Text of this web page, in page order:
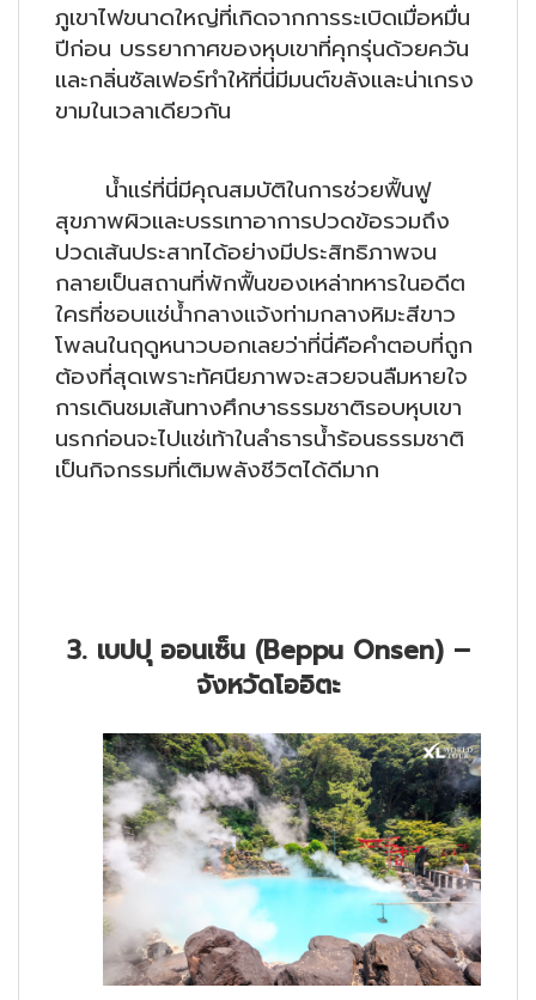
ภูเขาไฟขนาดใหญ่ที่เกิดจากการระเบิดเมื่อหมื่น
ปีก่อน บรรยากาศของหุบเขาที่คุกรุ่นด้วยควัน
และกลิ่นซัลเฟอร์ทำให้ที่นี่มีมนต์ขลังและน่าเกรง
ขามในเวลาเดียวกัน
น้ำแร่ที่นี่มีคุณสมบัติในการช่วยฟื้นฟู
สุขภาพผิวและบรรเทาอาการปวดข้อรวมถึง
ปวดเส้นประสาทได้อย่างมีประสิทธิภาพจน
กลายเป็นสถานที่พักฟื้นของเหล่าทหารในอดีต
ใครที่ชอบแช่น้ำกลางแจ้งท่ามกลางหิมะสีขาว
โพลนในฤดูหนาวบอกเลยว่าที่นี่คือคำตอบที่ถูก
ต้องที่สุดเพราะทัศนียภาพจะสวยจนลืมหายใจ
การเดินชมเส้นทางศึกษาธรรมชาติรอบหุบเขา
นรกก่อนจะไปแช่เท้าในลำธารน้ำร้อนธรรมชาติ
เป็นกิจกรรมที่เติมพลังชีวิตได้ดีมาก
3. เบปปุ ออนเซ็น (Beppu Onsen) –
จังหวัดโออิตะ